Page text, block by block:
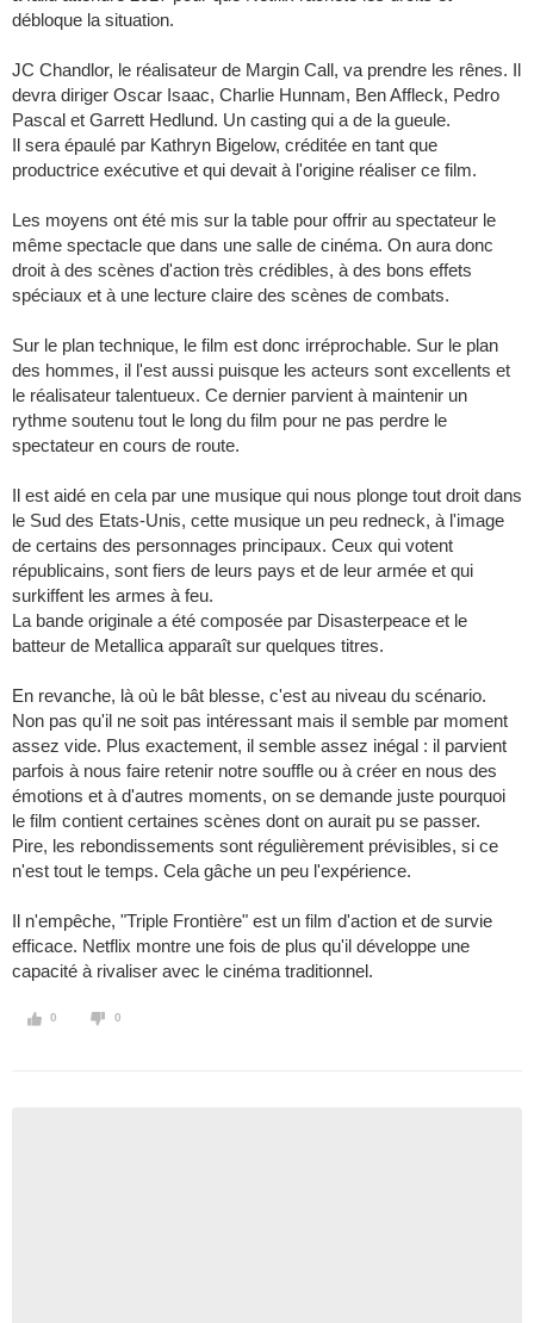
débloque la situation.
JC Chandlor, le réalisateur de Margin Call, va prendre les rênes. Il
devra diriger Oscar Isaac, Charlie Hunnam, Ben Affleck, Pedro
Pascal et Garrett Hedlund. Un casting qui a de la gueule.
Il sera épaulé par Kathryn Bigelow, créditée en tant que
productrice exécutive et qui devait à l'origine réaliser ce film.
Les moyens ont été mis sur la table pour offrir au spectateur le
même spectacle que dans une salle de cinéma. On aura donc
droit à des scènes d'action très crédibles, à des bons effets
spéciaux et à une lecture claire des scènes de combats.
Sur le plan technique, le film est donc irréprochable. Sur le plan
des hommes, il l'est aussi puisque les acteurs sont excellents et
le réalisateur talentueux. Ce dernier parvient à maintenir un
rythme soutenu tout le long du film pour ne pas perdre le
spectateur en cours de route.
Il est aidé en cela par une musique qui nous plonge tout droit dans
le Sud des Etats-Unis, cette musique un peu redneck, à l'image
de certains des personnages principaux. Ceux qui votent
républicains, sont fiers de leurs pays et de leur armée et qui
surkiffent les armes à feu.
La bande originale a été composée par Disasterpeace et le
batteur de Metallica apparaît sur quelques titres.
En revanche, là où le bât blesse, c'est au niveau du scénario.
Non pas qu'il ne soit pas intéressant mais il semble par moment
assez vide. Plus exactement, il semble assez inégal : il parvient
parfois à nous faire retenir notre souffle ou à créer en nous des
émotions et à d'autres moments, on se demande juste pourquoi
le film contient certaines scènes dont on aurait pu se passer.
Pire, les rebondissements sont régulièrement prévisibles, si ce
n'est tout le temps. Cela gâche un peu l'expérience.
Il n'empêche, "Triple Frontière" est un film d'action et de survie
efficace. Netflix montre une fois de plus qu'il développe une
capacité à rivaliser avec le cinéma traditionnel.
0 0